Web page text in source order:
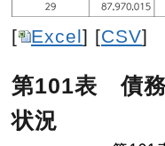
[ Excel] [CSV]
第101表 債務
状況